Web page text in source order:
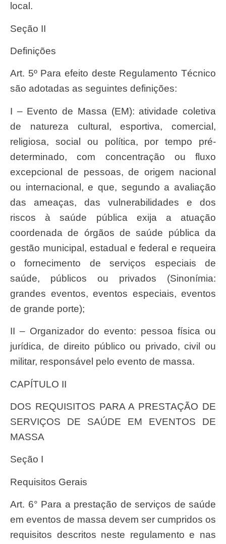
local.
Seção II
Definições
Art. 5º Para efeito deste Regulamento Técnico
são adotadas as seguintes definições:
I – Evento de Massa (EM): atividade coletiva
de natureza cultural, esportiva, comercial,
religiosa, social ou política, por tempo pré-
determinado, com concentração ou fluxo
excepcional de pessoas, de origem nacional
ou internacional, e que, segundo a avaliação
das ameaças, das vulnerabilidades e dos
riscos à saúde pública exija a atuação
coordenada de órgãos de saúde pública da
gestão municipal, estadual e federal e requeira
o fornecimento de serviços especiais de
saúde, públicos ou privados (Sinonímia:
grandes eventos, eventos especiais, eventos
de grande porte);
II – Organizador do evento: pessoa física ou
jurídica, de direito público ou privado, civil ou
militar, responsável pelo evento de massa.
CAPÍTULO II
DOS REQUISITOS PARA A PRESTAÇÃO DE
SERVIÇOS DE SAÚDE EM EVENTOS DE
MASSA
Seção I
Requisitos Gerais
Art. 6° Para a prestação de serviços de saúde
em eventos de massa devem ser cumpridos os
requisitos descritos neste regulamento e nas